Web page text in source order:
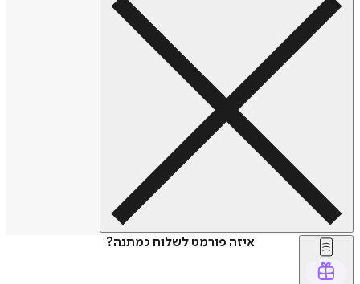
איזה פורמט לשלוח כמתנה?